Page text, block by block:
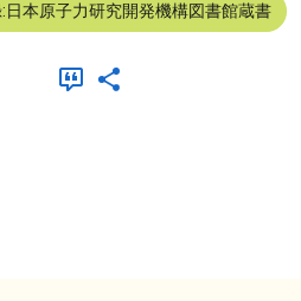
日本原子力研究開発機構図書館蔵書